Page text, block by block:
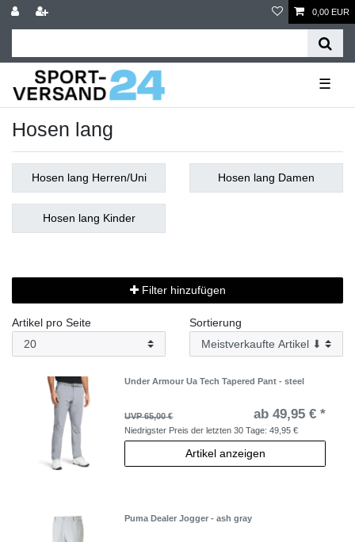
0,00 EUR
☰
Hosen lang
Hosen lang Herren/Uni Hosen lang Damen
Hosen lang Kinder
Filter hinzufügen
Artikel pro Seite Sortierung
Under Armour Ua Tech Tapered Pant - steel
UVP 65,00 € ab 49,95 € *
Niedrigster Preis der letzten 30 Tage:49,95 €
Artikel anzeigen
Puma Dealer Jogger - ash gray